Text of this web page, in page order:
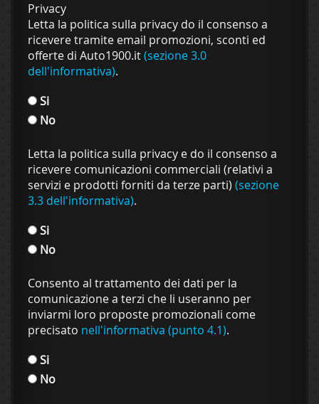
Privacy
Letta la politica sulla privacy do il consenso a
ricevere tramite email promozioni, sconti ed
offerte di Auto1900.it(sezione 3.0
dell'informativa).
Si
No
Letta la politica sulla privacy e do il consenso a
ricevere comunicazioni commerciali (relativi a
servizi e prodotti forniti da terze parti) (sezione
3.3 dell'informativa).
Si
No
Consento al trattamento dei dati per la
comunicazione a terzi che li useranno per
inviarmi loro proposte promozionali come
precisato nell'informativa (punto 4.1).
Si
No